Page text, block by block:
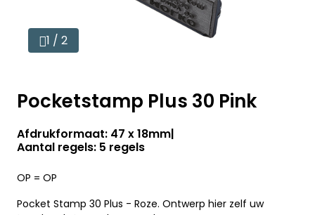
1 / 2
Pocketstamp Plus 30 Pink
Afdrukformaat: 47 x 18mm
Aantal regels: 5 regels
OP = OP
Pocket Stamp 30 Plus - Roze. Ontwerp hier zelf uw